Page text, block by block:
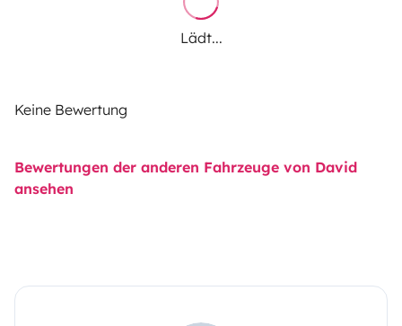
Lädt...
Keine Bewertung
Bewertungen der anderen Fahrzeuge von David
ansehen